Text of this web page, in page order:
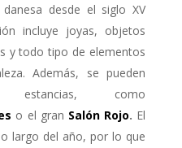
desde el siglo XV
incluye joyas, objetos
y todo tipo de elementos
Además, se pueden
estancias, como
o el gran Salón Rojo. El
largo del año, por lo que